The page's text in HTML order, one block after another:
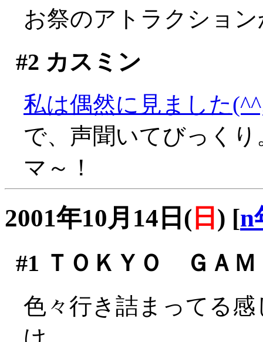
お祭のアトラクショ
#2 カスミン
私は偶然に見ました
で、声聞いてびっく
マ～！
2001年10月14日( 日 ) [n
#1 ＴＯＫＹＯ ＧＡ
色々行き詰まってる